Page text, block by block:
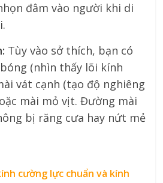
đâm vào người khi di
Tùy vào sở thích, bạn có
(nhìn thấy lõi kính
vát cạnh (tạo độ nghiêng
mài mỏ vịt. Đường mài
bị răng cưa hay nứt mẻ
cường lực chuẩn và kính